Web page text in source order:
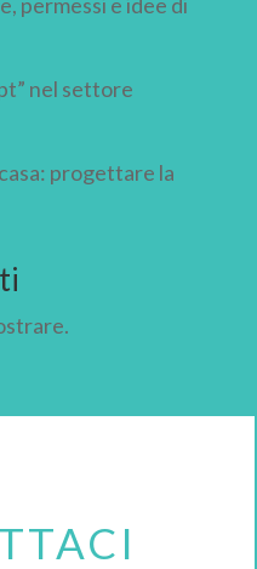
nel settore
progettare la